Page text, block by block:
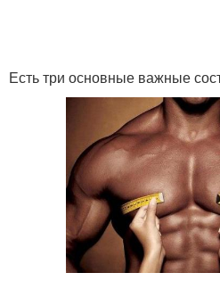
Есть три основные важные